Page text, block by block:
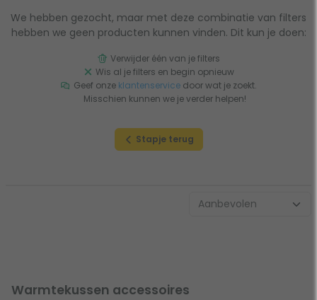
We hebben gezocht, maar met deze combinatie van filters
hebben we geen producten kunnen vinden. Dit kun je doen:
Verwijder één van je filters
Wis al je filters en begin opnieuw
Geef onze klantenservicedoor wat je zoekt.
Misschien kunnen we je verder helpen!
Stapje terug
Warmtekussen accessoires